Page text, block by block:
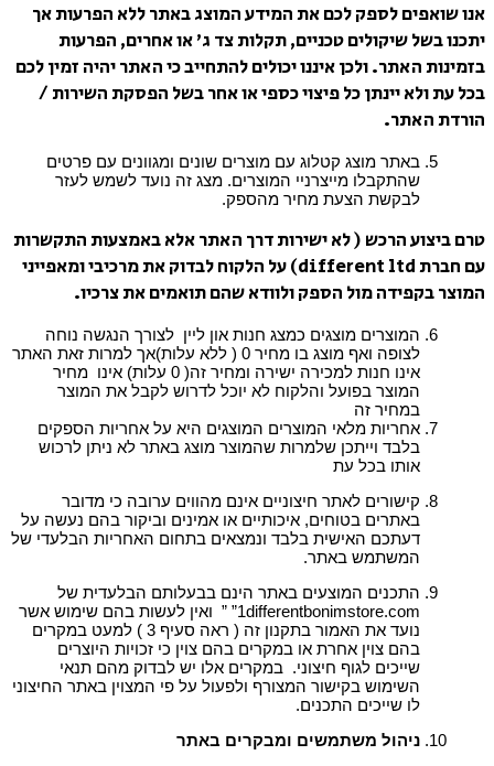
אנו שואפים לספק לכם את המידע המוצג באתר ללא הפרעות אך
יתכנו בשל שיקולים טכניים, תקלות צד ג’ או אחרים, הפרעות
בזמינות האתר. ולכן איננו יכולים להתחייב כי האתר יהיה זמין לכם
בכל עת ולא יינתן כל פיצוי כספי או אחר בשל הפסקת השירות /
הורדת האתר.
באתר מוצג קטלוג עם מוצרים שונים ומגוונים עם פרטים
שהתקבלו מייצרניי המוצרים. מצג זה נועד לשמש לעזר
לבקשת הצעת מחיר מהספק.
טרם ביצוע הרכש ( לא ישירות דרך האתר אלא באמצעות התקשרות
עם חברת different ltd) על הלקוח לבדוק את מרכיבי ומאפייני
המוצר בקפידה מול הספק ולוודא שהם תואמים את צרכיו.
המוצרים מוצגים כמצג חנות און ליין לצורך הנגשה נוחה
לצופה ואף מוצג בו מחיר 0 ( ללא עלות)אך למרות זאת האתר
אינו חנות למכירה ישירה ומחיר זה( 0 עלות) אינו מחיר
המוצר בפועל והלקוח לא יוכל לדרוש לקבל את המוצר
במחיר זה
אחריות מלאי המוצרים המוצגים היא על אחריות הספקים
בלבד וייתכן שלמרות שהמוצר מוצג באתר לא ניתן לרכוש
אותו בכל עת
קישורים לאתר חיצוניים אינם מהווים ערובה כי מדובר
באתרים בטוחים, איכותיים או אמינים וביקור בהם נעשה על
דעתכם האישית בלבד ונמצאים בתחום האחריות הבלעדי של
המשתמש באתר.
התכנים המוצעים באתר הינם בבעלותם הבלעדית של
1differentbonimstore.com” ” ואין לעשות בהם שימוש אשר
נועד את האמור בתקנון זה ( ראה סעיף 3 ) למעט במקרים
בהם צוין אחרת או במקרים בהם צוין כי זכויות היוצרים
שייכים לגוף חיצוני. במקרים אלו יש לבדוק מהם תנאי
השימוש בקישור המצורף ולפעול על פי המצוין באתר החיצוני
לו שייכים התכנים.
ניהול משתמשים ומבקרים באתר